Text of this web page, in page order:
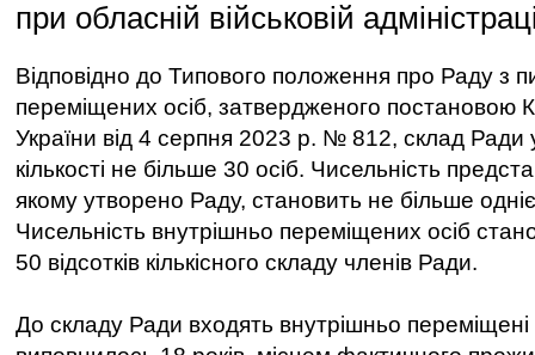
при обласній військовій
Відповідно до Типового положення про Раду з
переміщених осіб, затвердженого постановою
України від 4 серпня 2023 р. № 812, склад Ради
кількості не більше 30 осіб. Чисельність
якому утворено Раду, становить не більше
Чисельність внутрішньо переміщених осіб
50 відсотків кількісного складу членів Ради.
До складу Ради входять внутрішньо